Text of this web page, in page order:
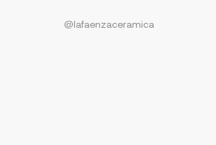
@lafaenzaceramica